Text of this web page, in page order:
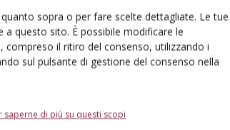
sopra o per fare scelte dettagliate. Le tue
questo sito. È possibile modificare le
il ritiro del consenso, utilizzando i
sul pulsante di gestione del consenso nella
saperne di più su questi scopi
t, il 3,2% dell’intero
65,2 al 76,6%.
la propensione ad una
una potenziale
giocata dai dessert e
dei menù. Nell’ambito dei